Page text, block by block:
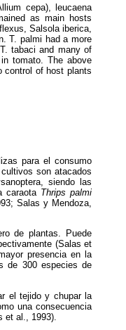
cepa), leucaena
as main hosts
Salsola iberica,
T. palmi had a more
tabaci and many of
tomato. The above
control of host plants
para el consumo
son atacados
siendo las
caraota Thrips palmi
Salas y Mendoza,
de plantas. Puede
(Salas et
presencia en la
de 300 especies de
el tejido y chupar la
una consecuencia
et al., 1993).